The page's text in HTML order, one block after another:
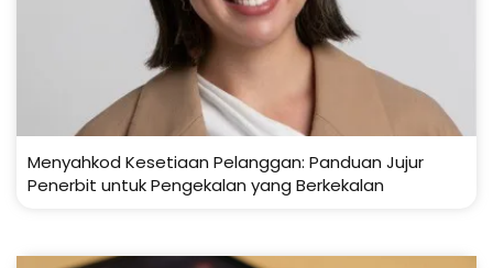
Menyahkod Kesetiaan Pelanggan: Panduan Jujur
Penerbit untuk Pengekalan yang Berkekalan